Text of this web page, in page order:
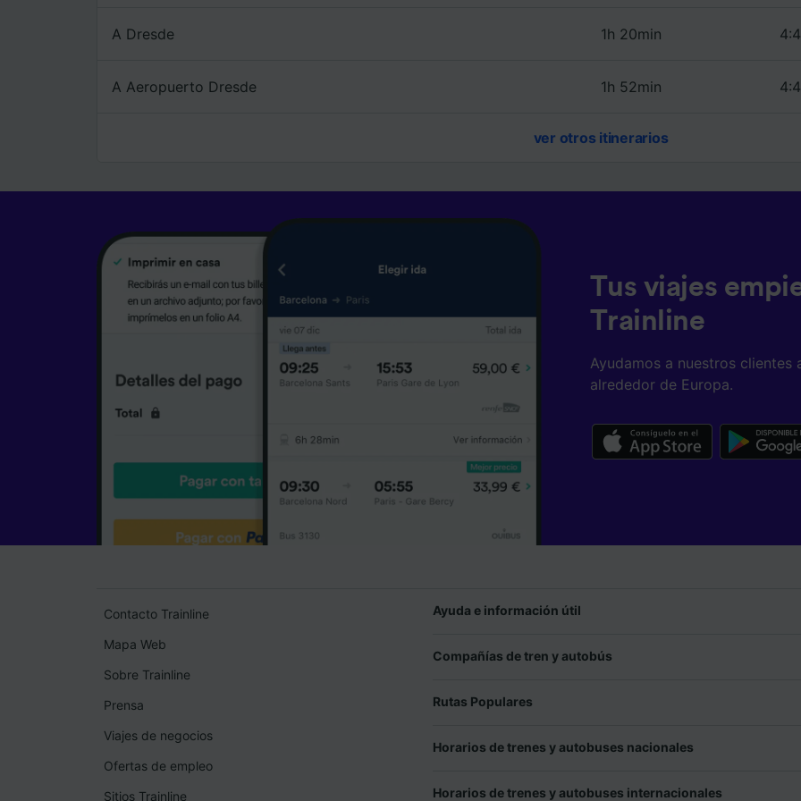
A Dresde 1h 20min
A Aeropuerto Dresde 1h 52min
ver otros itinerarios
Tus viajes
Trainline
Ayudamos a nuestros clientes
alrededor de Europa.
Contacto Trainline
Mapa Web
Sobre Trainline
Prensa
Viajes de negocios
Ofertas de empleo
Sitios Trainline
Ayuda e información útil
Compañías de tren y autobús
Rutas Populares
Horarios de trenes y autobuses nacionales
Horarios de trenes y autobuses internacionales